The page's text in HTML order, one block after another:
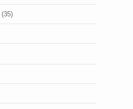
(35)